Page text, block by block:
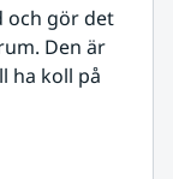
och gör det
Den är
ha koll på